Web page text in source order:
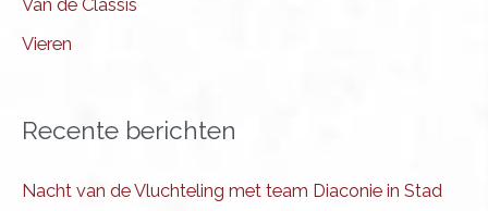
Van de Classis
Vieren
Recente berichten
Nacht van de Vluchteling met team Diaconie in Stad